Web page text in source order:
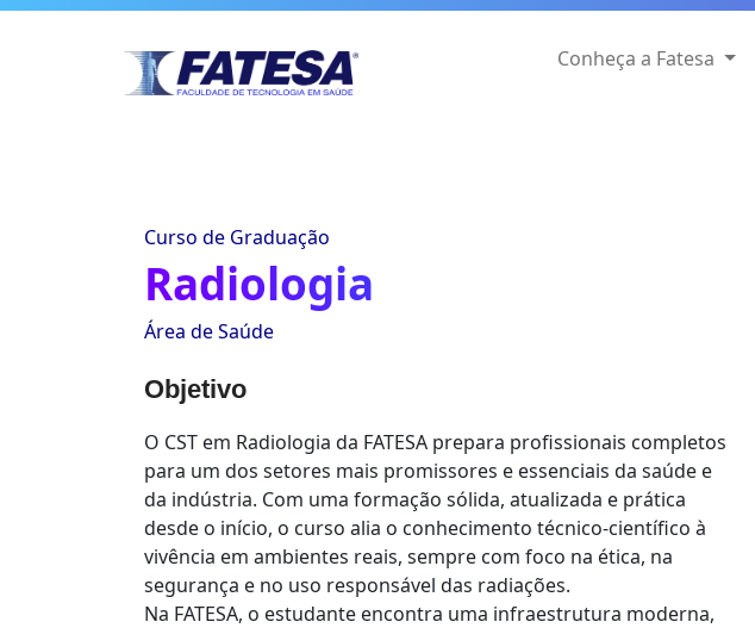
Conheça a Fatesa
Curso de Graduação
Radiologia
Área de Saúde
Objetivo
O CST em Radiologia da FATESA prepara profissionais completos
para um dos setores mais promissores e essenciais da saúde e
da indústria. Com uma formação sólida, atualizada e prática
desde o início, o curso alia o conhecimento técnico-científico à
vivência em ambientes reais, sempre com foco na ética, na
segurança e no uso responsável das radiações.
Na FATESA, o estudante encontra uma infraestrutura moderna,